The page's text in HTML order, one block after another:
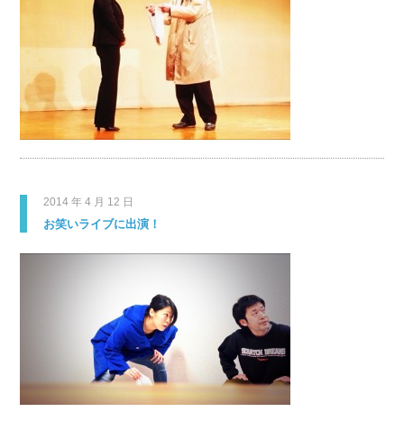
2014 年 4 月 12 日
お笑いライブに出演！